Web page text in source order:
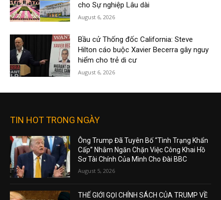
cho Sự nghiệp Lâu dài
August 6, 2026
Bầu cử Thống đốc California: Steve
Hilton cáo buộc Xavier Becerra gây nguy
hiểm cho trẻ di cư
August 6, 2026
TIN HOT TRONG NGÀY
Ông Trump Đã Tuyên Bố “Tình Trạng Khẩn
Cấp” Nhằm Ngăn Chặn Việc Công Khai Hồ
Sơ Tài Chính Của Mình Cho Đài BBC
August 5, 2026
THẾ GIỚI GỌI CHÍNH SÁCH CỦA TRUMP VỀ